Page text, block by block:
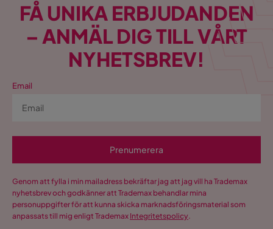
FÅ UNIKA ERBJUDANDEN
– ANMÄL DIG TILL VÅRT
NYHETSBREV!
Email
Prenumerera
Genom att fylla i min mailadress bekräftar jag att jag vill ha Trademax
nyhetsbrev och godkänner att Trademax behandlar mina
personuppgifter för att kunna skicka marknadsföringsmaterial som
anpassats till mig enligt Trademax Integritetspolicy.